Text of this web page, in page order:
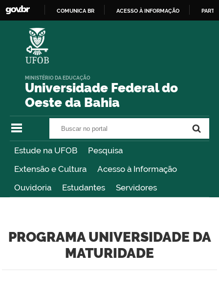
COMUNICA BR ACESSO À INFORMAÇÃO
Universidade Federal do
Oeste da Bahia
MINISTÉRIO DA EDUCAÇÃO
Estude na UFOB
Pesquisa
Extensão e Cultura
Acesso à Informação
Ouvidoria
Estudantes Servidores
PROGRAMA UNIVERSIDADE DA
MATURIDADE